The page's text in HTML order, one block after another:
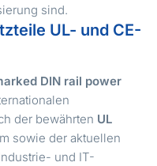
sind.
UL- und CE-
DIN rail power
der bewährten UL
sowie der aktuellen
und IT-